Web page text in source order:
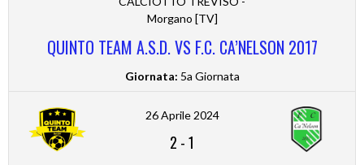
Morgano [TV]
QUINTO TEAM A.S.D. VS F.C. CA’NELSON 2017
Giornata: 5a Giornata
26 Aprile 2024
2 -1